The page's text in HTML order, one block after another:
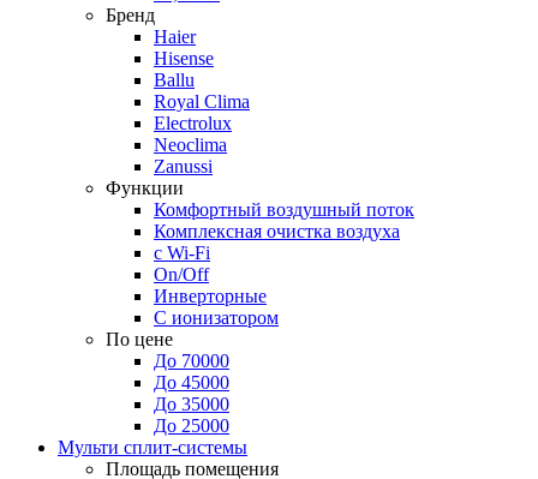
Бренд
Haier
Hisense
Ballu
Royal Clima
Electrolux
Neoclima
Zanussi
Функции
Комфортный воздушный поток
Комплексная очистка воздуха
с Wi-Fi
On/Off
Инверторные
С ионизатором
По цене
До 70000
До 45000
До 35000
До 25000
Мульти сплит-системы
Площадь помещения